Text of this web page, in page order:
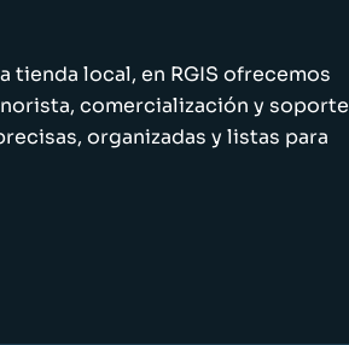
tienda local, en RGIS ofrecemos
comercialización y soporte
organizadas y listas para